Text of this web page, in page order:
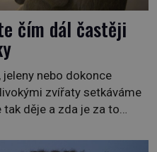
čím dál častěji
nebo dokonce
zvířaty setkáváme
děje a zda je za to
do jiných zemí a